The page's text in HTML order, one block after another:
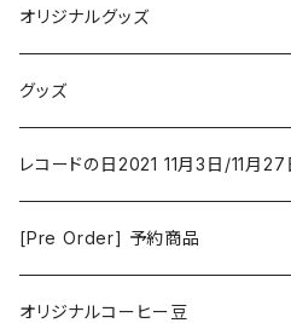
コメディ
ファンタジー/アドベンチャー
アニメーション
ゲーム
ミュージカル/音楽/ドキュメンタリー
Hovvdy
Grouper
New Order
Jazz
オリジナルグッズ
コーヒー
洋服
グッズ
レコードの日2021 11月3日/11月27
[Pre Order] 予約商品
オリジナルコーヒー豆